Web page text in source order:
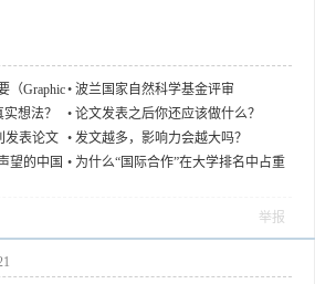
（Graphic• 波兰国家自然科学基金评审
想法？ • 论文发表之后你还应该做什么？
发表论文 • 发文越多，影响力会越大吗？
望的中国 • 为什么“国际合作”在大学排名中占重
举报